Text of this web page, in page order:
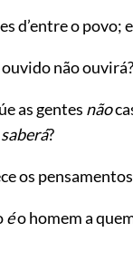
d’entre o povo; e
não
as gentes não
?
os
éo homem a